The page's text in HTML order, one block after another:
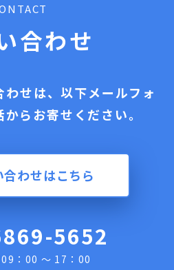
合わせ
せは、以下メールフォ
らお寄せください。
合わせはこちら
5652
：00 ～ 17：00